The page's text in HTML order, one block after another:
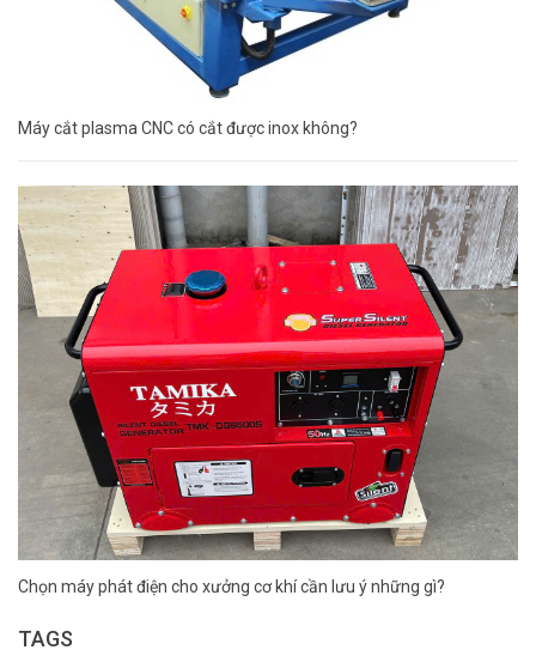
Máy cắt plasma CNC có cắt được inox không?
Chọn máy phát điện cho xưởng cơ khí cần lưu ý những gì?
TAGS